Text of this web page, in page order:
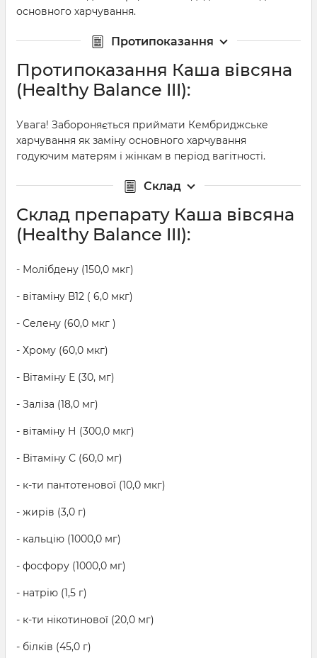
основного харчування.
Протипоказання
Протипоказання Каша вівсяна
(Healthy Balance III):
Увага! Забороняється приймати Кембриджське
харчування як заміну основного харчування
годуючим матерям і жінкам в період вагітності.
Склад
Склад препарату Каша вівсяна
(Healthy Balance III):
- Молібдену (150,0 мкг)
- вітаміну В12 ( 6,0 мкг)
- Селену (60,0 мкг )
- Хрому (60,0 мкг)
- Вітаміну Е (30, мг)
- Заліза (18,0 мг)
- вітаміну Н (300,0 мкг)
- Вітаміну С (60,0 мг)
- к-ти пантотенової (10,0 мкг)
- жирів (3,0 г)
- кальцію (1000,0 мг)
- фосфору (1000,0 мг)
- натрію (1,5 г)
- к-ти нікотинової (20,0 мг)
- білків (45,0 г)